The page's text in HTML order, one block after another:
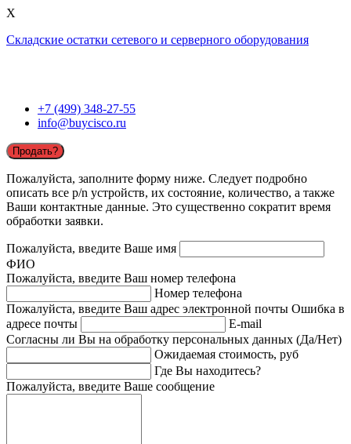
X
Складские остатки сетевого и серверного оборудования
+7 (499) 348-27-55
info@buycisco.ru
Продать?
Пожалуйста, заполните форму ниже. Следует подробно
описать все p/n устройств, их состояние, количество, а также
Ваши контактные данные. Это существенно сократит время
обработки заявки.
Пожалуйста, введите Ваше имя
ФИО
Пожалуйста, введите Ваш номер телефона
Номер телефона
Пожалуйста, введите Ваш адрес электронной почты Ошибка в
адресе почты
E-mail
Согласны ли Вы на обработку персональных данных (Да/Нет)
Ожидаемая стоимость, руб
Где Вы находитесь?
Пожалуйста, введите Ваше сообщение